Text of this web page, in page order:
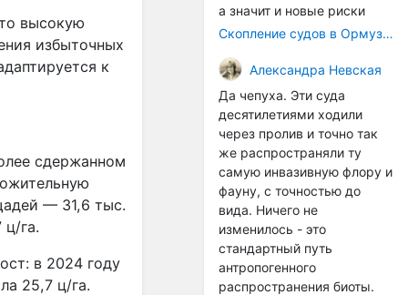
высокую
избыточных
к
сдержанном
— 31,6 тыс.
ц/га.
в 2024 году
25,7 ц/га.
а значит и новые риски
Скопление судов в Ормузском проливе грозит катастрофическим распространением инвазивных видов
Александра Невская
Да чепуха. Эти суда
десятилетиями ходили
через пролив и точно так
же распространяли ту
самую инвазивную флору и
фауну, с точностью до
вида. Ничего не
изменилось - это
стандартный путь
антропогенного
распространения биоты.